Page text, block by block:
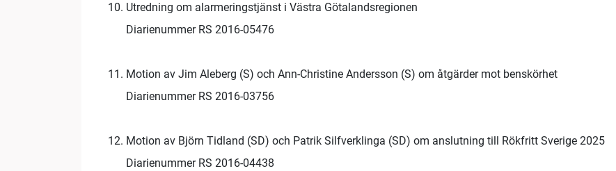
Utredning om alarmeringstjänst i Västra Götalandsregionen
Diarienummer RS 2016-05476
Motion av Jim Aleberg (S) och Ann-Christine Andersson (S) om åtgärder mot benskörhet
Diarienummer RS 2016-03756
Motion av Björn Tidland (SD) och Patrik Silfverklinga (SD) om anslutning till Rökfritt Sverige 2025
Diarienummer RS 2016-04438